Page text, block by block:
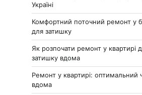
Україні
Комфортний поточний ремонт у
для затишку
Як розпочати ремонт у квартирі
затишку вдома
Ремонт у квартирі: оптимальний
вдома